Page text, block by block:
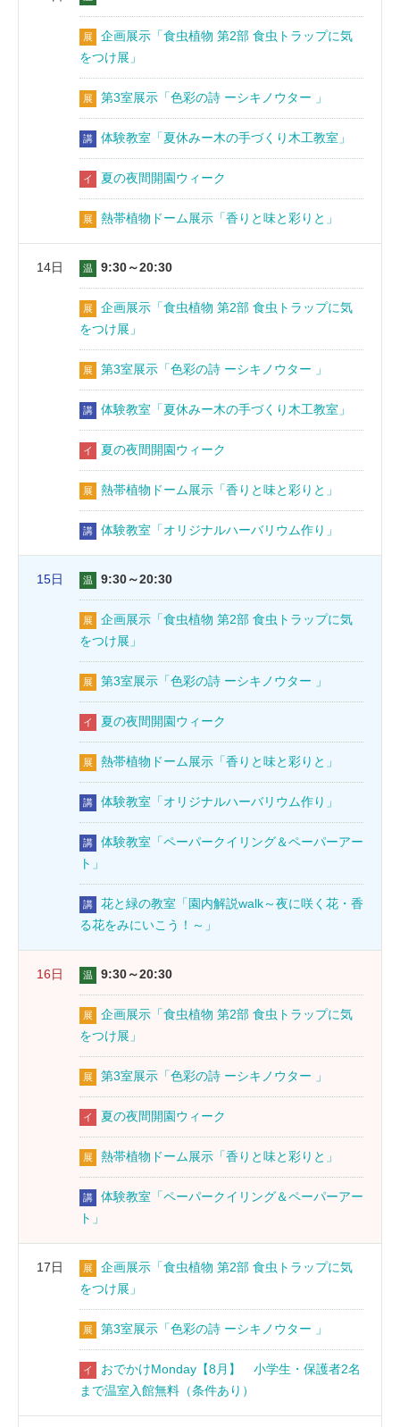
展
企画展示「食虫植物 第2部 食虫トラップに気
をつけ展」
展 第3室展示「色彩の詩 ーシキノウター 」
講 体験教室「夏休みー木の手づくり木工教室」
イ 夏の夜間開園ウィーク
展 熱帯植物ドーム展示「香りと味と彩りと」
14日 温 9:30～20:30
展
企画展示「食虫植物 第2部 食虫トラップに気
をつけ展」
展 第3室展示「色彩の詩 ーシキノウター 」
講 体験教室「夏休みー木の手づくり木工教室」
イ 夏の夜間開園ウィーク
展 熱帯植物ドーム展示「香りと味と彩りと」
講 体験教室「オリジナルハーバリウム作り」
15日 温 9:30～20:30
展
企画展示「食虫植物 第2部 食虫トラップに気
をつけ展」
展 第3室展示「色彩の詩 ーシキノウター 」
イ 夏の夜間開園ウィーク
展 熱帯植物ドーム展示「香りと味と彩りと」
講 体験教室「オリジナルハーバリウム作り」
講
体験教室「ペーパークイリング＆ペーパーアー
ト」
講
花と緑の教室「園内解説walk～夜に咲く花・香
る花をみにいこう！～」
16日 温 9:30～20:30
展
企画展示「食虫植物 第2部 食虫トラップに気
をつけ展」
展 第3室展示「色彩の詩 ーシキノウター 」
イ 夏の夜間開園ウィーク
展 熱帯植物ドーム展示「香りと味と彩りと」
講
体験教室「ペーパークイリング＆ペーパーアー
ト」
17日 展
企画展示「食虫植物 第2部 食虫トラップに気
をつけ展」
展 第3室展示「色彩の詩 ーシキノウター 」
イ
おでかけMonday【8月】 小学生・保護者2名
まで温室入館無料（条件あり）